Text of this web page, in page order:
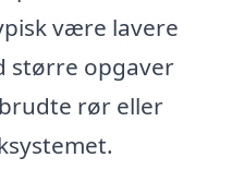
være lavere
større opgaver
rør eller